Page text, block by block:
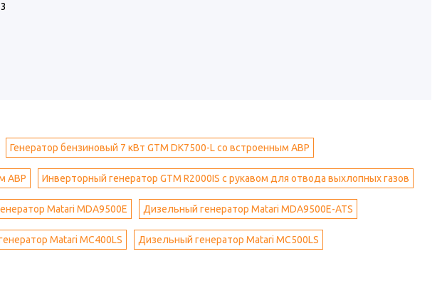
Генератор бензиновый 7 кВт GTM DK7500-L cо встроенным АВР
АВР Инверторный генератор GTM R2000IS с рукавом для отвода выхлопных газов
Matari MDA9500E Дизельный генератор Matari MDA9500E-ATS
Matari MC400LS Дизельный генератор Matari MC500LS